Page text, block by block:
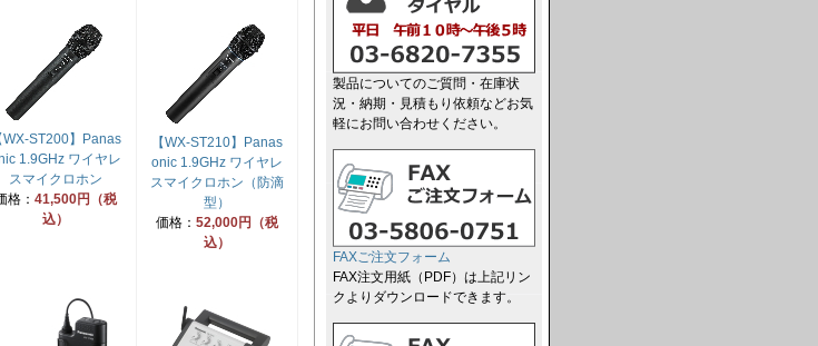
WX-ST200】Panas
1.9GHz ワイヤレ
スマイクロホン
格： 41,500円（税
込）
【WX-ST210】Panas
onic 1.9GHz ワイヤレ
スマイクロホン（防滴
型）
価格： 52,000円（税
込）
製品についてのご質問・在庫状
況・納期・見積もり依頼などお気
軽にお問い合わせください。
FAXご注文フォーム
FAX注文用紙（PDF）は上記リン
クよりダウンロードできます。